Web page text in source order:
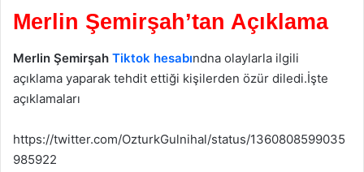
Merlin Şemirşah’tan Açıklama
Merlin Şemirşah Tiktok hesabındna olaylarla ilgili
açıklama yaparak tehdit ettiği kişilerden özür diledi.İşte
açıklamaları
https://twitter.com/OzturkGulnihal/status/1360808599035
985922